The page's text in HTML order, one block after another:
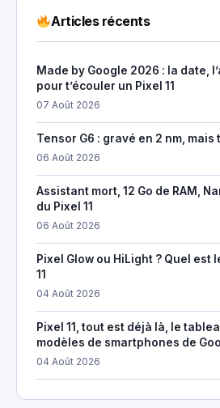
Articles récents
Made by Google 2026 : la date,
pour t’écouler un Pixel 11
07 Août 2026
Tensor G6 : gravé en 2 nm,
06 Août 2026
Assistant mort, 12 Go de RAM,
du Pixel 11
06 Août 2026
Pixel Glow ou HiLight ? Quel est
11
04 Août 2026
Pixel 11, tout est déjà là, le
modèles de smartphones de
04 Août 2026